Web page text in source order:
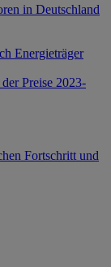
in Deutschland
Energieträger
Preise 2023-
Fortschritt und